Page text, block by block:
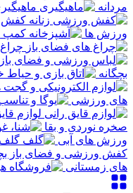
مردانه
کفش
ورزش ها
بچگانه
های ورزشی
لوازم
صخره نوردی و بقا
ورزش های آبی
گلف
کفش ورزشی و فضای باز
های زمستانی